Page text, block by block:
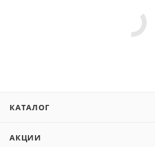
КАТАЛОГ
АКЦИИ